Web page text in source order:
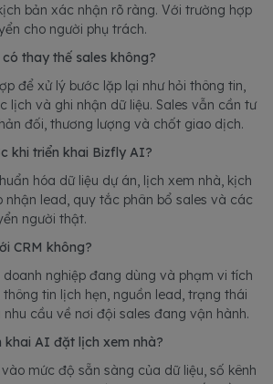
bản xác nhận rõ ràng. Với trường hợp
cho người phụ trách.
thay thế sales không?
để xử lý bước lặp lại như hỏi thông tin,
lịch và ghi nhận dữ liệu. Sales vẫn cần tư
đối, thương lượng và chốt giao dịch.
khi triển khai Bizfly AI?
hóa dữ liệu dự án, lịch xem nhà, kịch
nhận lead, quy tắc phân bổ sales và các
người thật.
CRM không?
doanh nghiệp đang dùng và phạm vi tích
tin lịch hẹn, nguồn lead, trạng thái
cầu về nơi đội sales đang vận hành.
khai AI đặt lịch xem nhà?
mức độ sẵn sàng của dữ liệu, số kênh